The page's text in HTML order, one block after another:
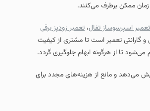
ممکن برطرف می‌کنند.
تعمیر اسپرسوساز تفال، تعمیر زودپز برقی
و گارانتی تعمیر است تا مشتری از کیفیت
تا از هرگونه ابهام جلوگیری گردد.
می‌دهد و مانع از هزینه‌های مجدد برای